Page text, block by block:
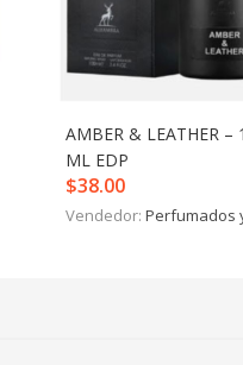
AMBER & LEATHER –
ML EDP
$38.00
Vendedor: Perfumados y